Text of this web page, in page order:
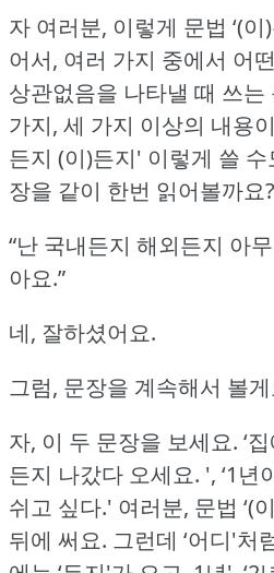
자 여러분, 이렇게 문법 ‘(
어서, 여러 가지 중에서 어
상관없음을 나타낼 때 쓰는
가지, 세 가지 이상의 내용
든지 (이)든지' 이렇게 쓸
장을 같이 한번 읽어볼까요?
“난 국내든지 해외든지 아
아요.”
네, 잘하셨어요.
그럼, 문장을 계속해서 볼
자, 이 두 문장을 보세요. ‘
든지 나갔다 오세요. ', ‘1년
쉬고 싶다.' 여러분, 문법 ‘(
뒤에 써요. 그런데 ‘어디'처